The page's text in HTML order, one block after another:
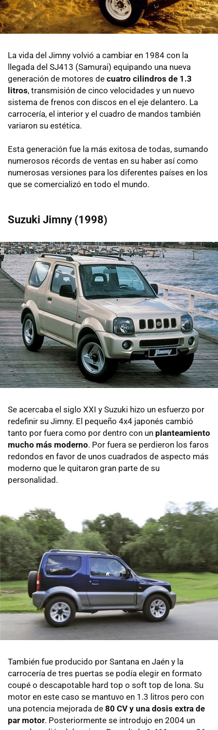
La vida del Jimny volvió a cambiar en 1984 con la
llegada del SJ413 (Samurai) equipando una nueva
generación de motores de cuatro cilindros de 1.3
litros, transmisión de cinco velocidades y un nuevo
sistema de frenos con discos en el eje delantero. La
carrocería, el interior y el cuadro de mandos también
variaron su estética.
Esta generación fue la más exitosa de todas, sumando
numerosos récords de ventas en su haber así como
numerosas versiones para los diferentes países en los
que se comercializó en todo el mundo.
Suzuki Jimny (1998)
Se acercaba el siglo XXI y Suzuki hizo un esfuerzo por
redefinir su Jimny. El pequeño 4x4 japonés cambió
tanto por fuera como por dentro con un planteamiento
mucho más moderno. Por fuera se perdieron los faros
redondos en favor de unos cuadrados de aspecto más
moderno que le quitaron gran parte de su
personalidad.
También fue producido por Santana en Jaén y la
carrocería de tres puertas se podía elegir en formato
coupé o descapotable hard top o soft top de lona. Su
motor en este caso se mantuvo en 1.3 litros pero con
una potencia mejorada de 80 CV y una dosis extra de
par motor. Posteriormente se introdujo en 2004 un